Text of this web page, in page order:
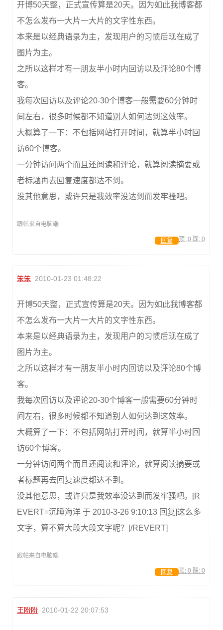
开博50天整，正式宣传算是20天。因为如此我博客都
不怎么发布一大片一大片的文字性东西。
本来是以经典语录为主，发现用户的习惯后现在成了
图片为主。
之所以这样才有一朋友半小时内回访以及评论80个博
客。
我每次回访以及评论20-30个博客一般需要60分钟时
间左右，很多时候都不知道别人如何达到这效率。
大概算了一下：不包括网站打开时间，就算半小时回
访60个博客。
一分钟访问两个而且还阅读和评论，就算阅读摘要或
者标题再去回复速度都达不到。
没其他意思，或许只是我效率没达到而发牢骚吧。
跟帖来自电脑端
顶: 0 踩: 0
回复
笨笨 2010-01-23 01:48:22
开博50天整，正式宣传算是20天。因为如此我博客都
不怎么发布一大片一大片的文字性东西。
本来是以经典语录为主，发现用户的习惯后现在成了
图片为主。
之所以这样才有一朋友半小时内回访以及评论80个博
客。
我每次回访以及评论20-30个博客一般需要60分钟时
间左右，很多时候都不知道别人如何达到这效率。
大概算了一下：不包括网站打开时间，就算半小时回
访60个博客。
一分钟访问两个而且还阅读和评论，就算阅读摘要或
者标题再去回复速度都达不到。
没其他意思，或许只是我效率没达到而发牢骚吧。[R
EVERT=沉睡海洋 于 2010-3-26 9:10:13 回复]这么多
文字，算不算大段大段文字呢？[/REVERT]
跟帖来自电脑端
顶: 0 踩: 0
回复
王盼盼 2010-01-22 20:07:53